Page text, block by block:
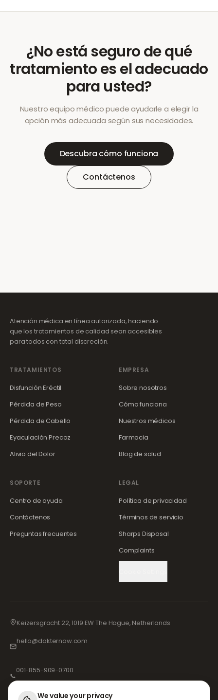
¿No está seguro de qué
tratamiento es el adecuado
para usted?
Nuestro equipo médico puede ayudarle a elegir la
opción más adecuada según sus necesidades.
Descubra cómo funciona
Contáctenos
Atención médica en línea autorizada, haciendo
que los tratamientos de calidad sean accesibles
para todos con total discreción.
TRATAMIENTOS
Disfunción Eréctil
Pérdida de Peso
Pérdida de Cabello
Eyaculación Precoz
Alivio del Dolor
EMPRESA
Sobre nosotros
Cómo funciona
Nuestros médicos
Farmacia
Blog de salud
SOPORTE
Centro de ayuda
Contáctenos
Preguntas frecuentes
LEGAL
Política de privacidad
Términos de servicio
Sharps Disposal
Complaints
Keizersgracht 22, 1019 EW The Hague, Netherlands
hello@dokternow.com
📞
001-855-909-0700
We value your privacy